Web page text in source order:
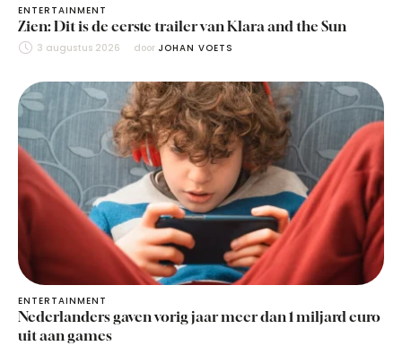
ENTERTAINMENT
Zien: Dit is de eerste trailer van Klara and the Sun
3 augustus 2026 door JOHAN VOETS
ENTERTAINMENT
Nederlanders gaven vorig jaar meer dan 1 miljard euro
uit aan games